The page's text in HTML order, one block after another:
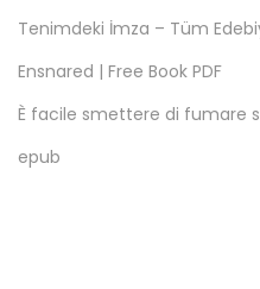
r
l
i
Tenimdeki İmza – Tüm
Ensnared | Free Book PDF
È facile smettere di fumare
epub